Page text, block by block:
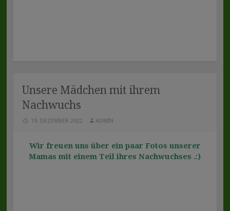
Unsere Mädchen mit ihrem
Nachwuchs
19. DEZEMBER 2022 ADMIN
Wir freuen uns über ein paar Fotos unserer
Mamas mit einem Teil ihres Nachwuchses .:)